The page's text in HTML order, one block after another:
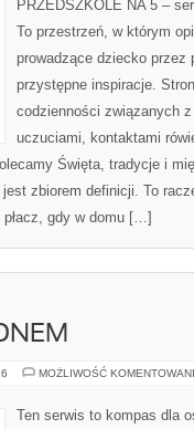
PRZEDSZKOLE NA 5 –
To przestrzeń, w którym
prowadzące dziecko przez
przystępne inspiracje.
codzienności związanych
uczuciami, kontaktami
Święta, tradycje i
zbiorem definicji. To
gdy w domu […]
MOŻLIWOŚĆ
Ten serwis to kompas dla